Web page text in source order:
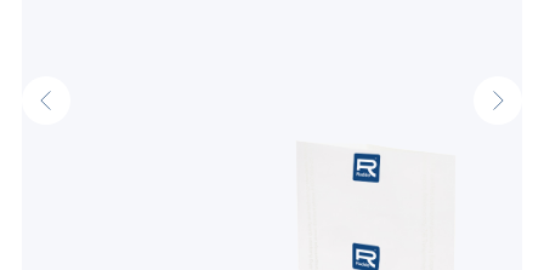
бракованной продукции. Купив автозапчасти Raddo, Вы
получаете детали, которые будут по карману любому.
Артикулы производителя